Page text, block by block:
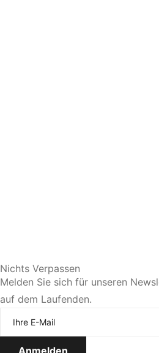
Sie bevorzugen eine
Jetzt Termin
Nichts Verpassen
Melden Sie sich für unseren
auf dem Laufenden.